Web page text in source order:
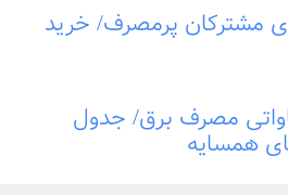
مشترکان پرمصرف/ خرید
مگاواتی مصرف برق/ جدول
همسایه